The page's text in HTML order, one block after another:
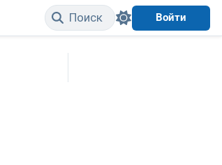
Поиск Войти